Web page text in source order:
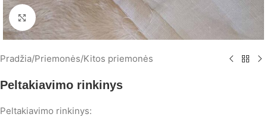
Spustelėkite, norėdami padidinti
Pradžia/Priemonės/Kitos priemonės
Peltakiavimo rinkinys
Peltakiavimo rinkinys: